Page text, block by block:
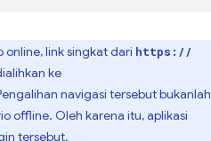
online, link singkat dari https://
ke
navigasi tersebut bukanlah
offline. Oleh karena itu, aplikasi
tersebut.